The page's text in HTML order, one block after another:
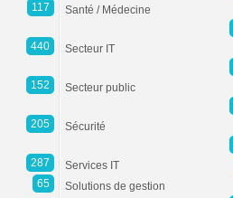
117
440
152
205
287
65
Santé / Médecine
Secteur IT
Secteur public
Sécurité
Services IT
Solutions de gestion